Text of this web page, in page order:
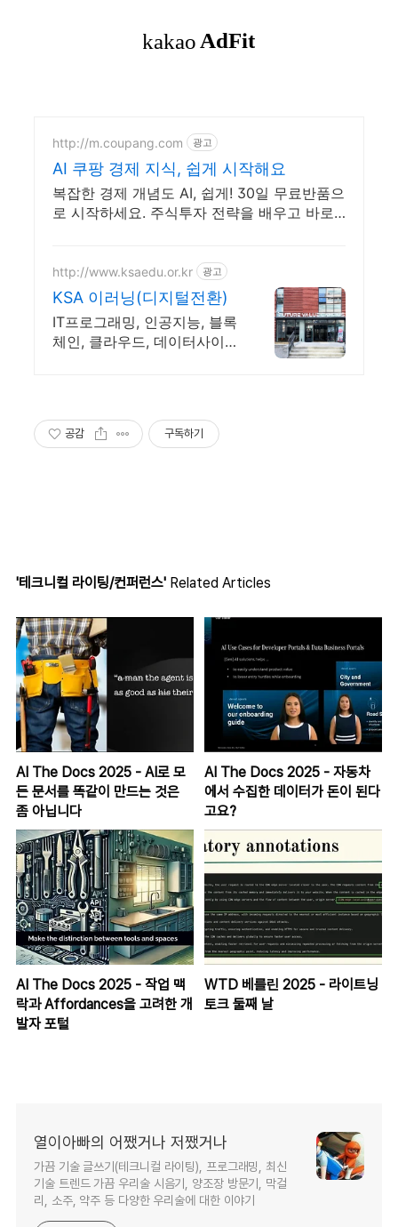
http://m.coupang.com 광고
AI 쿠팡 경제 지식, 쉽게 시작해요
복잡한 경제 개념도 AI, 쉽게! 30일 무료반품으
로 시작하세요. 주식투자 전략을 배우고 바로
http://www.ksaedu.or.kr 광고
KSA 이러닝(디지털전환)
IT프로그래밍, 인공지능, 블록
체인, 클라우드, 데이터사이언
공감 구독하기
'테크니컬 라이팅/컨퍼런스' Related Articles
AI The Docs 2025 - AI로 모
든 문서를 똑같이 만드는 것은
좀 아닙니다
AI The Docs 2025 - 자동차
에서 수집한 데이터가 돈이 된다
고요?
AI The Docs 2025 - 작업 맥
락과 Affordances을 고려한 개
발자 포털
WTD 베를린 2025 - 라이트닝
토크 둘째 날
열이아빠의 어쨌거나 저쨌거나
가끔 기술 글쓰기(테크니컬 라이팅), 프로그래밍, 최신
기술 트렌드 가끔 우리술 시음기, 양조장 방문기, 막걸
리, 소주, 약주 등 다양한 우리술에 대한 이야기